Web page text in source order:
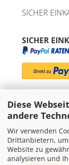
Diese
andere
Wir verwenden
Drittanbietern,
Website zu
analysieren und
SICHER
SICHER
"Später
Kreditkarte
WIR